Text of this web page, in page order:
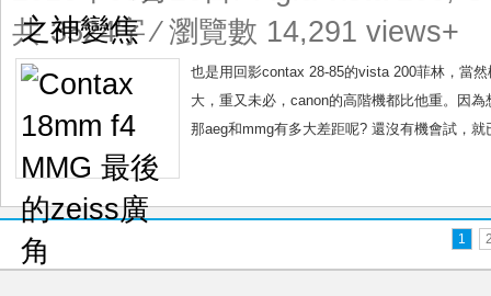
共 3524字 ⁄ 瀏覽數 14,291 views+
也是用回影contax 28-85的vista 200菲林，當
大，重又未必，canon的高階機都比他重。因
那aeg和mmg有多大差距呢? 還沒有機會試，
1